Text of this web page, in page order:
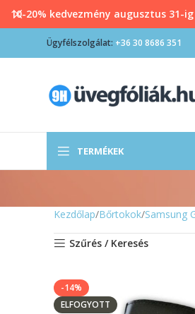
Ügyfélszolgálat: +36 30 8686 351
TERMÉKEK
Kezdőlap Bőrtokok Samsung
Szűrés / Keresés
-14%
ELFOGYOTT
10-20% kedvezmény augusztus 31-